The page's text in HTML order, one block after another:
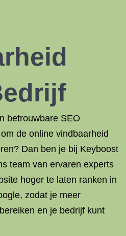
betrouwbare SEO
de online vindbaarheid
Dan ben je bij Keyboost
team van ervaren experts
hoger te laten ranken in
zodat je meer
en je bedrijf kunt